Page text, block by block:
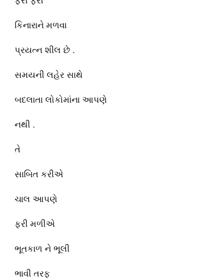
કિનારાને મળવા
પ્રયત્ન શીલ છે .
સમયની લહેર સાથે
બદલાતા લોકોમાંના આપણે
નથી .
તે
સાબિત કરીએ
ચાલ આપણે
ફરી મળીએ
ભૂતકાળ ને ભૂલી
ભાવી તરફ